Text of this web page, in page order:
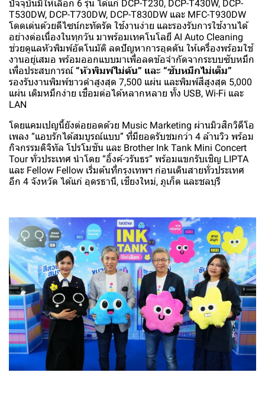
ปัจจุบันมีให้เลือก 6 รุ่น ได้แก่ DCP-T230, DCP-T430W, DCP-
T530DW, DCP-T730DW, DCP-T830DW และ MFC-T930DW
โดดเด่นด้วยดีไซน์กะทัดรัด ใช้งานง่าย และรองรับการใช้งานได้
อย่างต่อเนื่องในทุกวัน มาพร้อมเทคโนโลยี AI Auto Cleaning
ช่วยดูแลหัวพิมพ์อัตโนมัติ ลดปัญหาการอุดตัน ให้เครื่องพร้อมใช้
งานอยู่เสมอ พร้อมออกแบบมาเพื่อลดข้อจำกัดจากระบบซับหมึก
เพื่อประสบการณ์ “หัวพิมพ์ไม่ตัน” และ “ซับหมึกไม่เต็ม”
รองรับงานพิมพ์ขาวดำสูงสุด 7,500 แผ่น และพิมพ์สีสูงสุด 5,000
แผ่น เติมหมึกง่าย เชื่อมต่อได้หลากหลาย ทั้ง USB, Wi-Fi และ
LAN
โดยแคมเปญนี้ยังต่อยอดด้วย Music Marketing ผ่านมิวสิกวิดีโอ
เพลง “แอบรักได้สมบูรณ์แบบ” ที่มียอดรับชมกว่า 4 ล้านวิว พร้อม
กิจกรรมดิจิทัล โปรโมชัน และ Brother Ink Tank Mini Concert
Tour ทั่วประเทศ นำโดย “อิ้งค์-วรันธร” พร้อมแขกรับเชิญ LIPTA
และ Fellow Fellow เริ่มต้นที่กรุงเทพฯ ก่อนเดินสายทั่วประเทศ
อีก 4 จังหวัด ได้แก่ อุดรธานี, เชียงใหม่, ภูเก็ต และชลบุรี